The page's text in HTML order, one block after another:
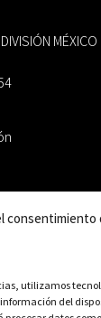
consentimiento
utilizamos
del
MÉXICO